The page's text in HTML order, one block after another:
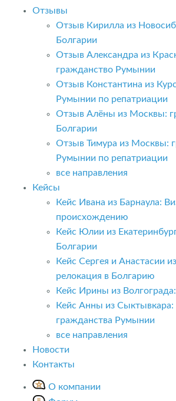
Отзывы
Отзыв Кирилла из
Болгарии
Отзыв Александра из
гражданство Румынии
Отзыв Константина из
Румынии по репатриации
Отзыв Алёны из Москвы:
Болгарии
Отзыв Тимура из Москвы:
Румынии по репатриации
все направления
Кейсы
Кейс Ивана из Барнаула:
происхождению
Кейс Юлии из
Болгарии
Кейс Сергея и Анастасии
релокация в Болгарию
Кейс Ирины из
Кейс Анны из Сыктывкара:
гражданства Румынии
все направления
Новости
Контакты
О компании